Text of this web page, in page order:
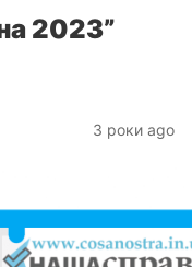
2023”
3 роки ago